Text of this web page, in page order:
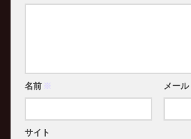
名前 ※ メール
サイト